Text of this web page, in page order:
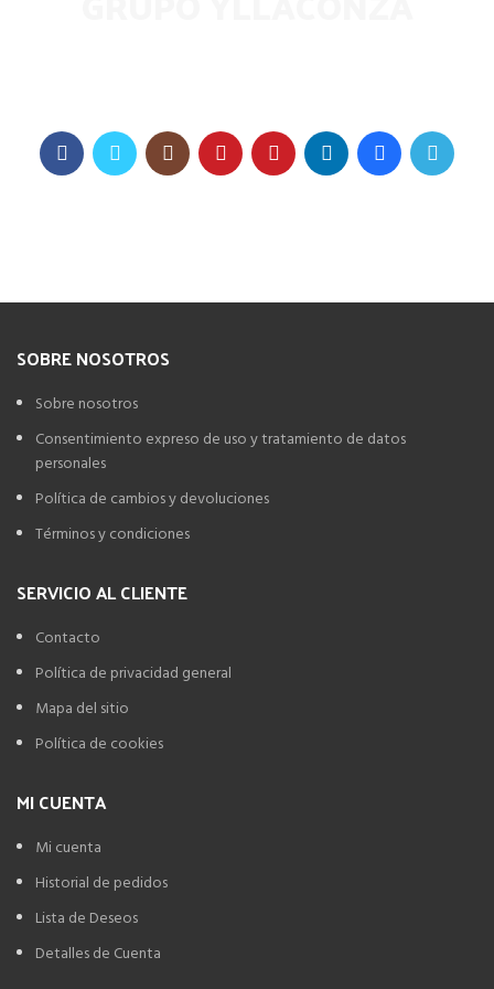
SOBRE NOSOTROS
Sobre nosotros
Consentimiento expreso de uso y tratamiento de datos
personales
Política de cambios y devoluciones
Términos y condiciones
SERVICIO AL CLIENTE
Contacto
Política de privacidad general
Mapa del sitio
Política de cookies
MI CUENTA
Mi cuenta
Historial de pedidos
Lista de Deseos
Detalles de Cuenta